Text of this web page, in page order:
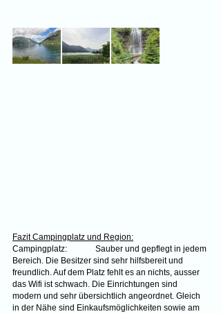
Fazit Campingplatz und Region:
Campingplatz:	Sauber und gepflegt in jedem
Bereich. Die Besitzer sind sehr hilfsbereit und
freundlich. Auf dem Platz fehlt es an nichts, ausser
das Wifi ist schwach. Die Einrichtungen sind
modern und sehr übersichtlich angeordnet. Gleich
in der Nähe sind Einkaufsmöglichkeiten sowie am